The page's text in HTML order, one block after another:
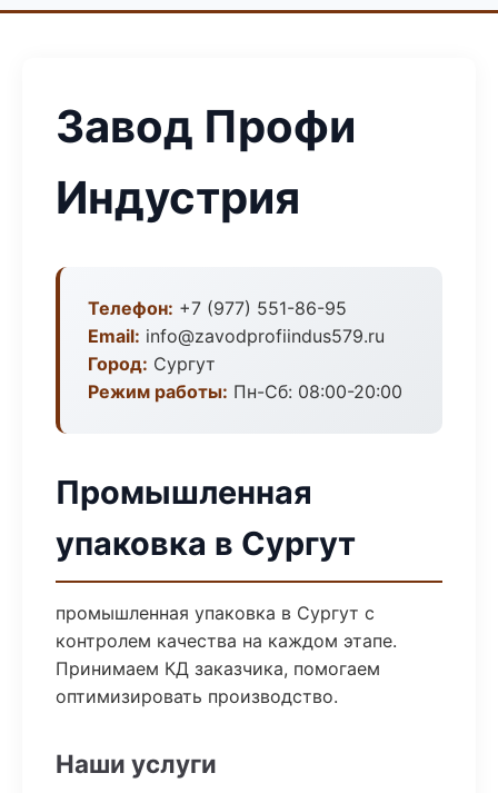
Завод Профи
Индустрия
Телефон: +7 (977) 551-86-95
Email: info@zavodprofiindus579.ru
Город: Сургут
Режим работы: Пн-Сб: 08:00-20:00
Промышленная
упаковка в Сургут
промышленная упаковка в Сургут с
контролем качества на каждом этапе.
Принимаем КД заказчика, помогаем
оптимизировать производство.
Наши услуги